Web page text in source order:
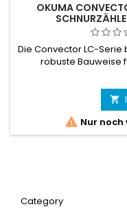
OKUMA
Die Convector LC-
robuste Bauweise

 Nur
Category